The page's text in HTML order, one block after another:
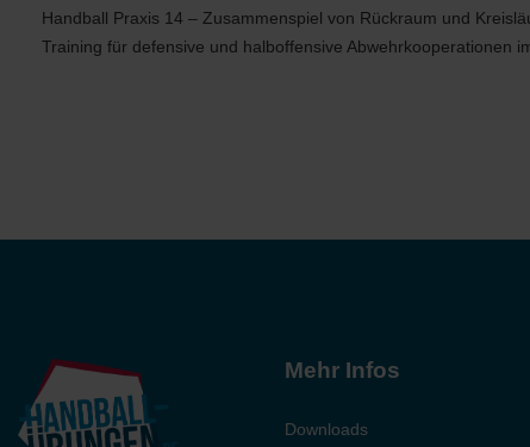
Handball Praxis 14 – Zusammenspiel von Rückraum und
Training für defensive und halboffensive Abwehrkooperationen
Mehr Infos
Downloads